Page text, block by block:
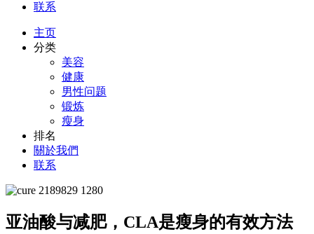
联系
主页
分类
美容
健康
男性问题
锻炼
瘦身
排名
關於我們
联系
亚油酸与减肥，CLA是瘦身的有效方法